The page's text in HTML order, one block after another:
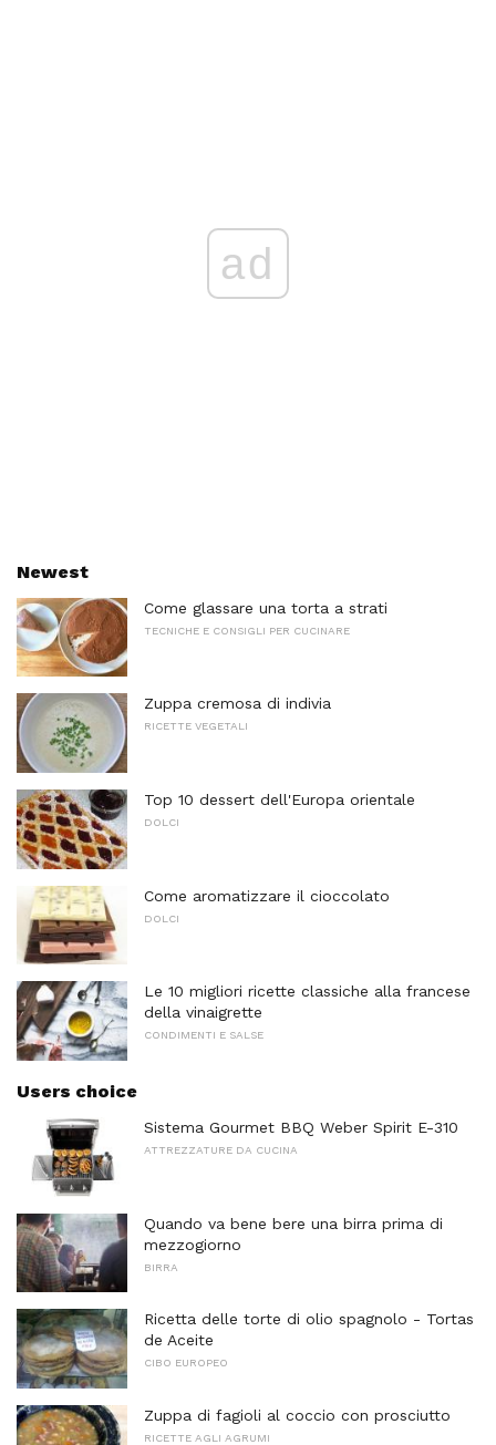
ad
Newest
Come glassare una torta a strati
TECNICHE E CONSIGLI PER CUCINARE
Zuppa cremosa di indivia
RICETTE VEGETALI
Top 10 dessert dell'Europa orientale
DOLCI
Come aromatizzare il cioccolato
DOLCI
Le 10 migliori ricette classiche alla francese
della vinaigrette
CONDIMENTI E SALSE
Users choice
Sistema Gourmet BBQ Weber Spirit E-310
ATTREZZATURE DA CUCINA
Quando va bene bere una birra prima di
mezzogiorno
BIRRA
Ricetta delle torte di olio spagnolo - Tortas
de Aceite
CIBO EUROPEO
Zuppa di fagioli al coccio con prosciutto
RICETTE AGLI AGRUMI